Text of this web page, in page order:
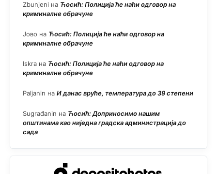
Zbunjeni на Ћосић: Полиција ће наћи одговор на
криминалне обрачуне
Јово на Ћосић: Полиција ће наћи одговор на
криминалне обрачуне
Iskra на Ћосић: Полиција ће наћи одговор на
криминалне обрачуне
Paljanin на И данас вруће, температура до 39 степени
Sugrađanin на Ћосић: Доприносимо нашим
општинама као ниједна градска администрација до
сада